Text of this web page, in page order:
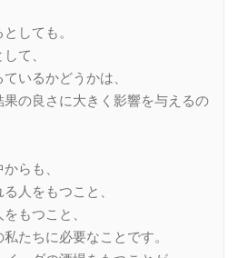
しても。
て、
いるかどうかは、
の良さに大きく影響を与えるの
らも、
人をもつこと、
もつこと、
たちに必要なことです。